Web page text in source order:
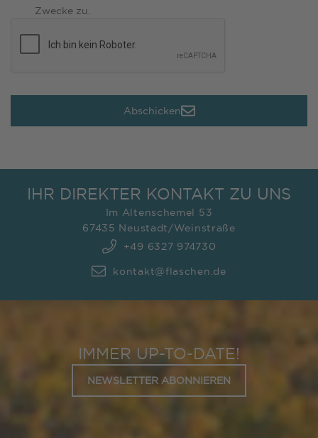
Zwecke zu.
Abschicken
IHR DIREKTER KONTAKT ZU UNS
Im Altenschemel 53
67435 Neustadt/Weinstraße
+49 6327 974730
kontakt@flaschen.de
IMMER UP-TO-DATE!
NEWSLETTER ABONNIEREN